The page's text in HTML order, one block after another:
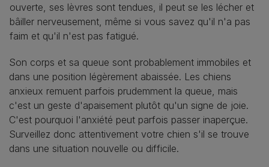
ouverte, ses lèvres sont tendues, il peut se les lécher et
bâiller nerveusement, même si vous savez qu'il n'a pas
faim et qu'il n'est pas fatigué.
Son corps et sa queue sont probablement immobiles et
dans une position légèrement abaissée. Les chiens
anxieux remuent parfois prudemment la queue, mais
c'est un geste d'apaisement plutôt qu'un signe de joie.
C'est pourquoi l'anxiété peut parfois passer inaperçue.
Surveillez donc attentivement votre chien s'il se trouve
dans une situation nouvelle ou difficile.